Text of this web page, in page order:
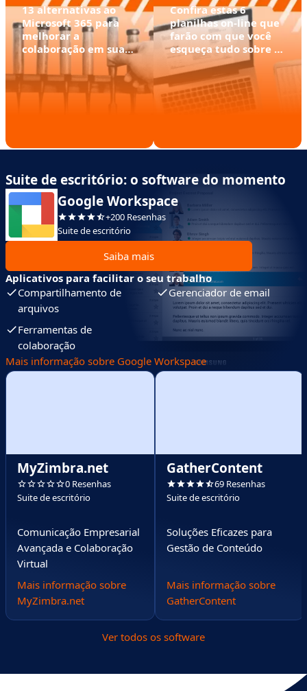
13 alternativas ao
Microsoft 365 para
melhorar a
colaboração em sua
empresa
Confira estas 6
planilhas on-line que
farão com que você
esqueça tudo sobre o
Excel!
Suite de escritório: o software do momento
Google Workspace
+200 Resenhas
Suite de escritório
Saiba mais
Aplicativos para facilitar o seu trabalho
Compartilhamento de
arquivos
Gerenciador de email
Ferramentas de
colaboração
Mais informação sobre Google Workspace
MyZimbra.net
0 Resenhas
Suite de escritório
Comunicação Empresarial
Avançada e Colaboração
Virtual
Mais informação sobre
MyZimbra.net
GatherContent
69 Resenhas
Suite de escritório
Soluções Eficazes para
Gestão de Conteúdo
Mais informação sobre
GatherContent
Ver todos os software